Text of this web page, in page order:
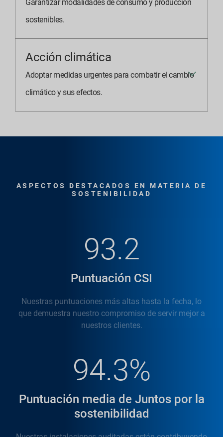
Garantizar modalidades de consumo y producción
sostenibles.
Acción climática
Adoptar medidas urgentes para combatir el cambio
climático y sus efectos.
ASPECTOS DESTACADOS EN MATERIA DE
SOSTENIBILIDAD
93.2
Puntuación CSI
Nuestras puntuaciones más altas hasta la fecha, lo
que demuestra nuestro compromiso de servir mejor a
nuestros clientes.
94.3%
Puntuación media de Juntos por la
sostenibilidad